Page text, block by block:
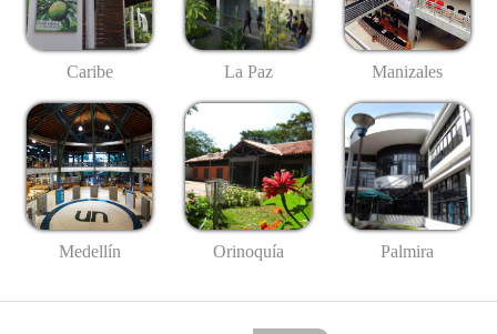
Caribe La Paz Manizales
Medellín Orinoquía Palmira